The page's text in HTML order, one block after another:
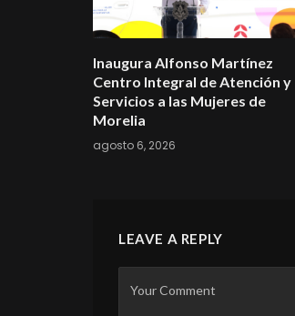
Inaugura Alfonso Martínez
Centro Integral de Atención y
Servicios a las Mujeres de
Morelia
agosto 6, 2026
LEAVE A REPLY